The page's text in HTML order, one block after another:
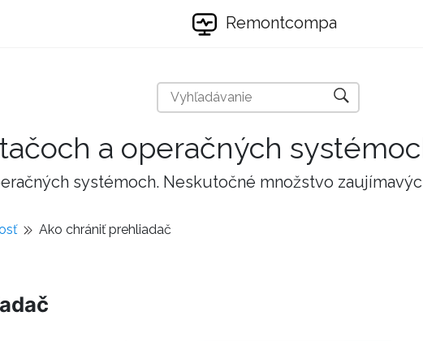
Remontcompa
a operačných
systémoch. Neskutočné množstvo
Ako chrániť prehliadač